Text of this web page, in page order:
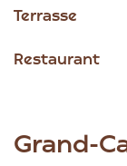
Terrasse
Restaurant
Item
of
Grand-